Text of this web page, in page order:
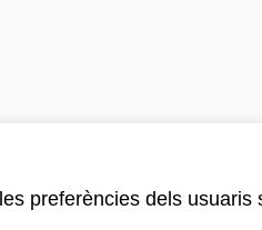
preferències dels usuaris